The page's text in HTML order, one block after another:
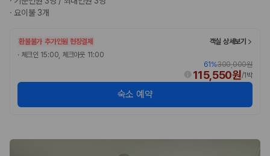
·요이불 3개
환불불가 추가인원 현장결제
객실 상세보기
· 체크인 15:00, 체크아웃 11:00
61%300,000원
115,550원/1박
숙소 예약